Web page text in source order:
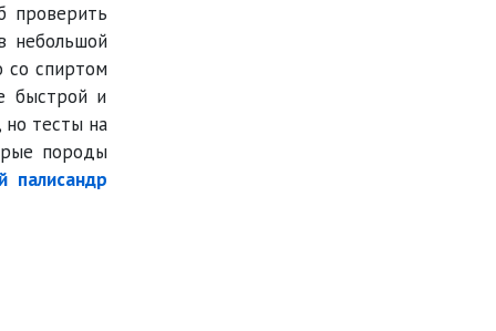
проверить
небольшой
со спиртом
быстрой и
но тесты на
породы
палисандр